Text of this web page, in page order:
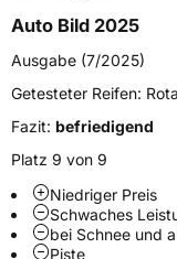
FahrzeugtypPKW
Verwendung
ModellnameRA 03
Fahrzeugart
Weitere
Auto Bild 2025
Ausgabe (7/2025)
Getesteter Reifen:
Fazit: befriedigend
Platz 9 von 9
Niedriger Preis
Schwaches
bei Schnee und
Piste